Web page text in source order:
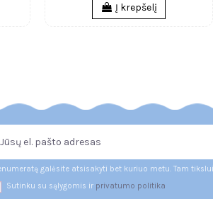
Į krepšelį
galėsite atsisakyti bet kuriuo metu. Tam
Sutinku su sąlygomis ir privatumo politika